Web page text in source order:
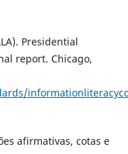
Presidential
report. Chicago,
afirmativas, cotas e